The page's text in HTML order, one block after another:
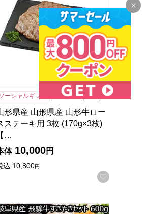
入りに登録する
ーシャルギフト 送料込み 冷凍
形県産 山形県産 山形牛ロー
ステーキ用 3枚 (170g×3枚)
【…
体 10,000円
込 10,800円
お気に入
寄せ】
【おいしいお取り寄せ】
阜県産 飛騨牛すきやきセット 600g【